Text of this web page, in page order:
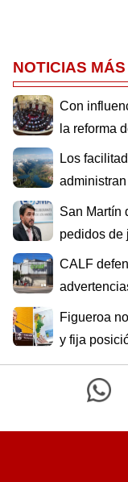
NOTICIAS
Con
la reforma
Los
San Martín
pedidos de
CALF
Figueroa
y fija